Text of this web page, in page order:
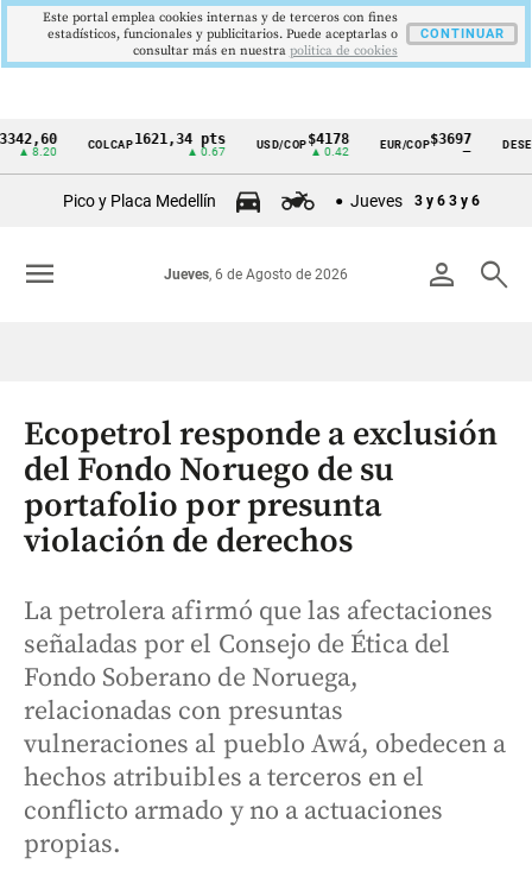
Cintillo
Colombia
COLCAP1621,34 pts USD/COP$4178
▲ 0.42
EUR/COP$3697
—
DESEMPLEO
Pico y Placa Medellín Jueves 3 y 6 3 y 6
person search
Jueves, 6 de Agosto de 2026
menu
Ecopetrol responde a exclusión
del Fondo Noruego de su
portafolio por presunta
violación de derechos
La petrolera afirmó que las afectaciones
señaladas por el Consejo de Ética del
Fondo Soberano de Noruega,
relacionadas con presuntas
vulneraciones al pueblo Awá, obedecen a
hechos atribuibles a terceros en el
conflicto armado y no a actuaciones
propias.
Este portal emplea cookies internas y de terceros con fines
estadísticos, funcionales y publicitarios. Puede aceptarlas o
consultar más en nuestra politica de cookies
CONTINUAR